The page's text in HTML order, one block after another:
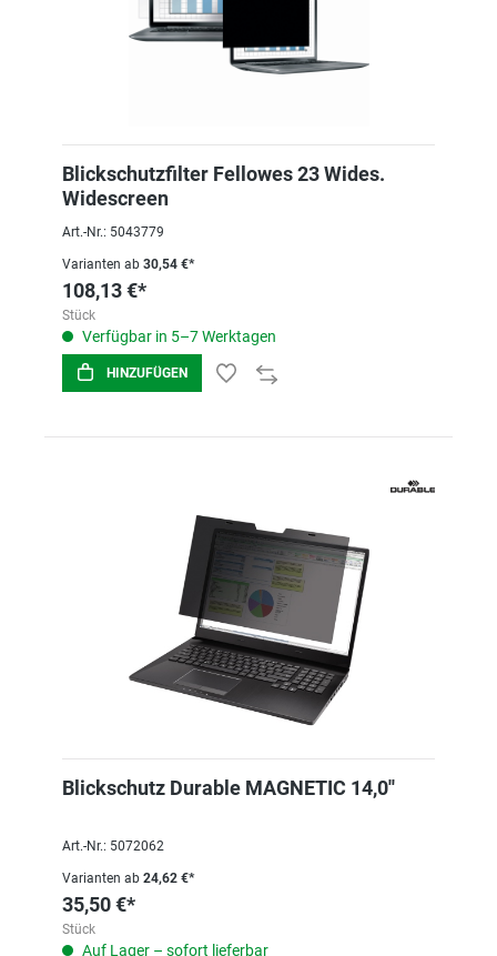
Blickschutzfilter Fellowes 23 Wides.
Widescreen
Art.-Nr.: 5043779
Varianten ab 30,54 €*
108,13 €*
Stück
Verfügbar in 5–7 Werktagen
HINZUFÜGEN
Blickschutz Durable MAGNETIC 14,0''
Art.-Nr.: 5072062
Varianten ab 24,62 €*
35,50 €*
Stück
Auf Lager – sofort lieferbar